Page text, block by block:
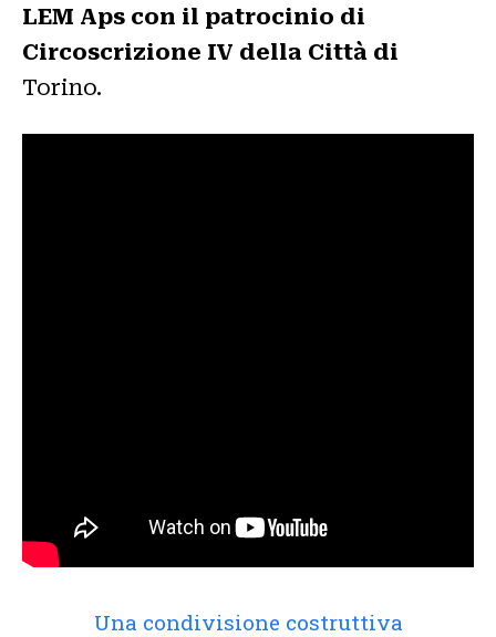
LEM Aps con il patrocinio di
Circoscrizione IV della Città di
Torino.
Una condivisione costruttiva